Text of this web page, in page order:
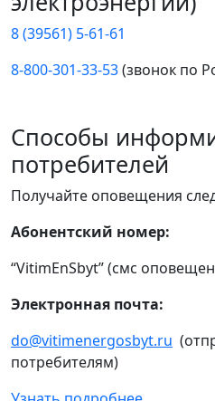
8 (39561) 5-61-61
8-800-301-33-53(звонок по
Способы
потребителей
Получайте оповещения
Абонентский номер:
“VitimEnSbyt” (смс
Электронная почта:
do@vitimenergosbyt.ru
потребителям)